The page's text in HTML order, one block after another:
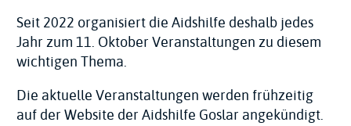
Seit 2022 organisiert die Aidshilfe deshalb jedes
Jahr zum 11. Oktober Veranstaltungen zu diesem
wichtigen Thema.
Die aktuelle Veranstaltungen werden frühzeitig
auf der Website der Aidshilfe Goslar angekündigt.